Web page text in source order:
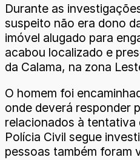
Durante as
suspeito não era dono
imóvel alugado para
acabou localizado e
da Calama, na zona
O homem foi
onde deverá responder
relacionados à tentativa
Polícia Civil segue
pessoas também foram